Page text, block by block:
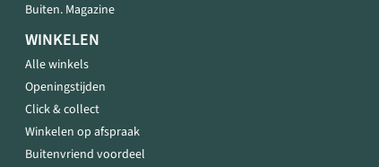
Buiten. Magazine
WINKELEN
Alle winkels
Openingstijden
Click & collect
Winkelen op afspraak
Buitenvriend voordeel